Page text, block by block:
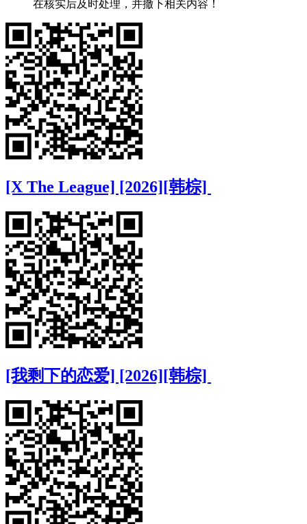
在核实后及时处理，并撤下相关内容！
[X The League] [2026][韩棕]
[我剩下的恋爱] [2026][韩棕]